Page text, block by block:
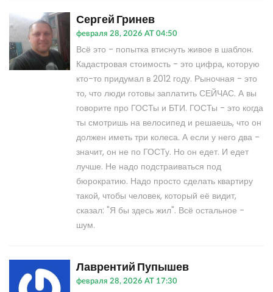
Сергей Гринев
февраля 28, 2026 AT 04:50
Всё это - попытка втиснуть живое в шаблон.
Кадастровая стоимость - это цифра, которую
кто-то придумал в 2012 году. Рыночная - это
то, что люди готовы заплатить СЕЙЧАС. А вы
говорите про ГОСТы и БТИ. ГОСТы - это когда
ты смотришь на велосипед и решаешь, что он
должен иметь три колеса. А если у него два -
значит, он не по ГОСТу. Но он едет. И едет
лучше. Не надо подстраиваться под
бюрократию. Надо просто сделать квартиру
такой, чтобы человек, который её видит,
сказал: "Я бы здесь жил". Всё остальное -
шум.
Лаврентий Пупышев
февраля 28, 2026 AT 17:30